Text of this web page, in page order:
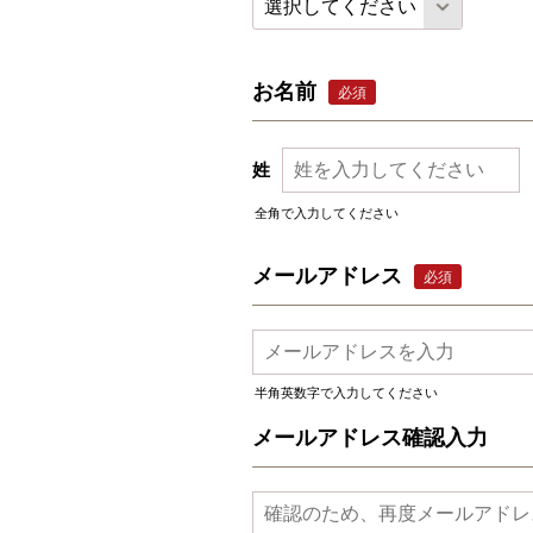
お名前 必須
姓
全角で入力してください
メールアドレス 必須
半角英数字で入力してください
メールアドレス確認入力